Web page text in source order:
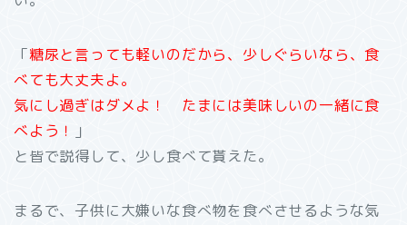
「糖尿と言っても軽いのだから、少しぐらいなら、食
べても大丈夫よ。
気にし過ぎはダメよ！ たまには美味しいの一緒に食
べよう！
」
と皆で説得して、少し食べて貰えた。
まるで、子供に大嫌いな食べ物を食べさせるような気